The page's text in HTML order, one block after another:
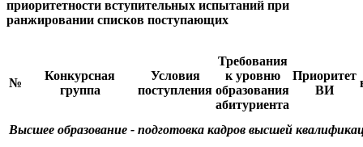
приоритетности вступительных испытаний при
ранжировании списков поступающих
№
Конкурсная
группа
Условия
поступления
Требования
к уровню
образования
абитуриента
Приоритет
ВИ
Высшее образование - подготовка кадров высшей